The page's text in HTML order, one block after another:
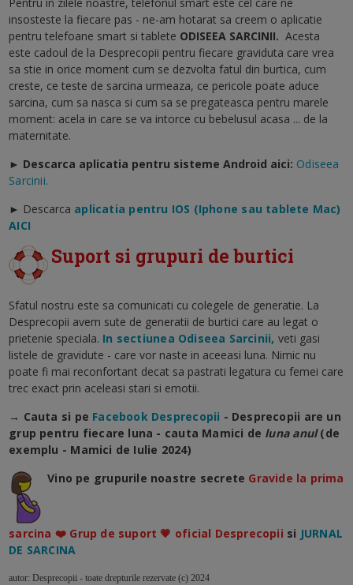
insosteste la fiecare pas - ne-am hotarat sa creem o aplicatie
pentru telefoane smart si tablete ODISEEA SARCINII. Acesta
este cadoul de la Desprecopii pentru fiecare graviduta care vrea
sa stie in orice moment cum se dezvolta fatul din burtica, cum
creste, ce teste de sarcina urmeaza, ce pericole poate aduce
sarcina, cum sa nasca si cum sa se pregateasca pentru marele
moment: acela in care se va intorce cu bebelusul acasa ... de la
maternitate.
► Descarca aplicatia pentru sisteme Android aici: Odiseea
Sarcinii.
► Descarca aplicatia pentru IOS (Iphone sau tablete Mac)
AICI
Suport si grupuri de burtici
Sfatul nostru este sa comunicati cu colegele de generatie. La
Desprecopii avem sute de generatii de burtici care au legat o
prietenie speciala. In sectiunea Odiseea Sarcinii, veti gasi
listele de gravidute - care vor naste in aceeasi luna. Nimic nu
poate fi mai reconfortant decat sa pastrati legatura cu femei care
trec exact prin aceleasi stari si emotii.
→ Cauta si pe Facebook Desprecopii - Desprecopii are un
grup pentru fiecare luna - cauta Mamici de luna anul (de
exemplu - Mamici de Iulie 2024)
Vino pe grupurile noastre secrete Gravide la prima
sarcina ❤️ Grup de suport 💗 oficial Desprecopii si JURNAL
DE SARCINA
autor: Desprecopii - toate drepturile rezervate (c) 2024